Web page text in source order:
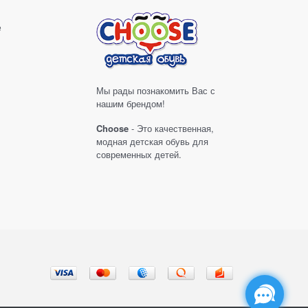
Мы рады познакомить Вас с
нашим брендом!
Choose - Это качественная,
модная детская обувь для
современных детей.